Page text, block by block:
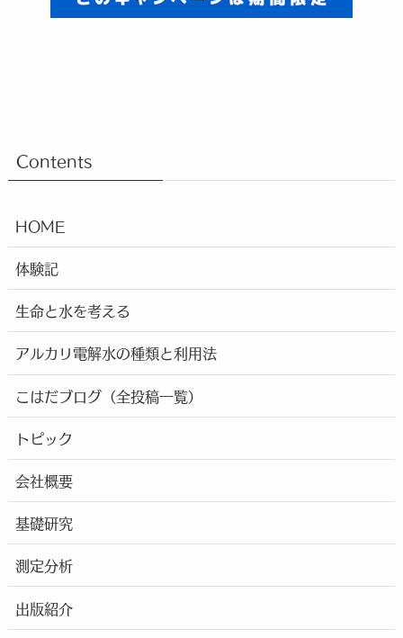
Contents
HOME
体験記
生命と水を考える
アルカリ電解水の種類と利用法
こはだブログ（全投稿一覧）
トピック
会社概要
基礎研究
測定分析
出版紹介